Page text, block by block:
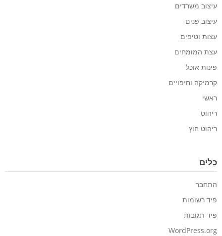
עיצוב משרדים
עיצוב פנים
עצות וטיפים
עצת המומחים
פינות אוכל
קרמיקה וחיפויים
ראשי
ריהוט
ריהוט חוץ
כלים
התחבר
פיד רשומות
פיד תגובות
WordPress.org